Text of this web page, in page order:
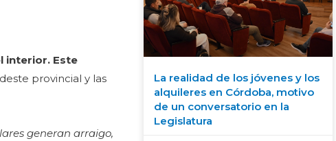
interior. Este
provincial y las
generan arraigo,
La realidad de los jóvenes y los
alquileres en Córdoba, motivo
de un conversatorio en la
Legislatura